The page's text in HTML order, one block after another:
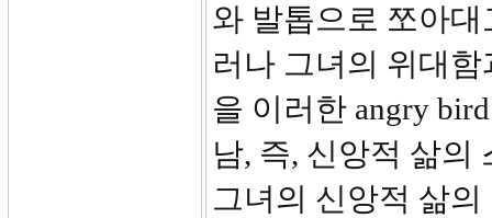
와 발톱으로 쪼아
러나 그녀의 위대
을 이러한 angry
남, 즉, 신앙적 삶의
그녀의 신앙적 삶